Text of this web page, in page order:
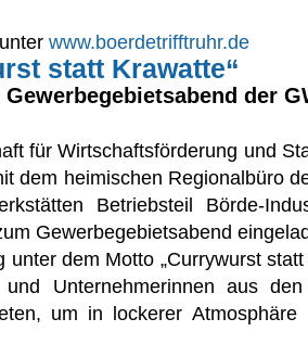
www.boerdetrifftruhr.de
statt Krawatte“
Gewerbegebietsabend der
für Wirtschaftsförderung und
dem heimischen Regionalbüro
Betriebsteil Börde-
Gewerbegebietsabend
unter dem Motto „Currywurst
und Unternehmerinnen aus
um in lockerer